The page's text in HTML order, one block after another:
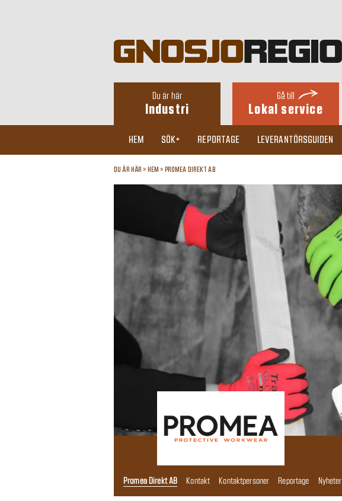
Du är här
Industri
Gå till
Lokal service
HEM SÖK+ REPORTAGE LEVERANTÖRSGUIDEN
DU ÄR HÄR » HEM » PROMEA DIREKT AB
Promea Direkt AB Kontakt Kontaktpersoner Reportage Nyheter